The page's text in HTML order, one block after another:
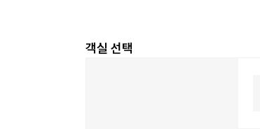
객실 선택